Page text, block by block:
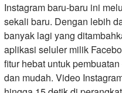
Instagram baru-baru ini
sekali baru. Dengan lebih
banyak lagi yang
aplikasi seluler milik
fitur hebat untuk
dan mudah. Video